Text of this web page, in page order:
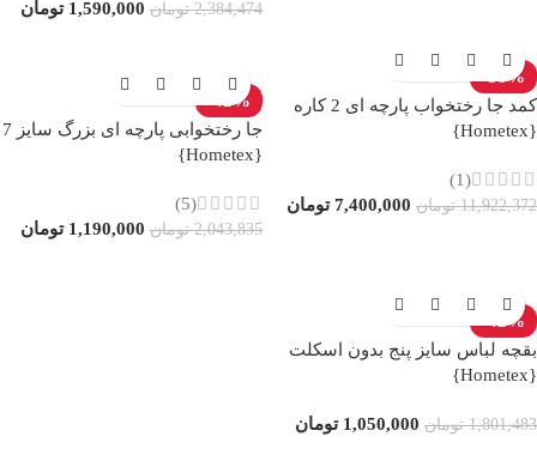
2,384,474 تومان 1,590,000 تومان
-38%
کمد جا رختخواب پارچه ای 2 کاره
{Hometex}
(1)
11,922,372 تومان 7,400,000 تومان
-42%
جا رختخوابی پارچه ای بزرگ سایز 7
{Hometex}
(5)
2,043,835 تومان 1,190,000 تومان
-42%
بقچه لباس سایز پنج بدون اسکلت
{Hometex}
1,801,483 تومان 1,050,000 تومان